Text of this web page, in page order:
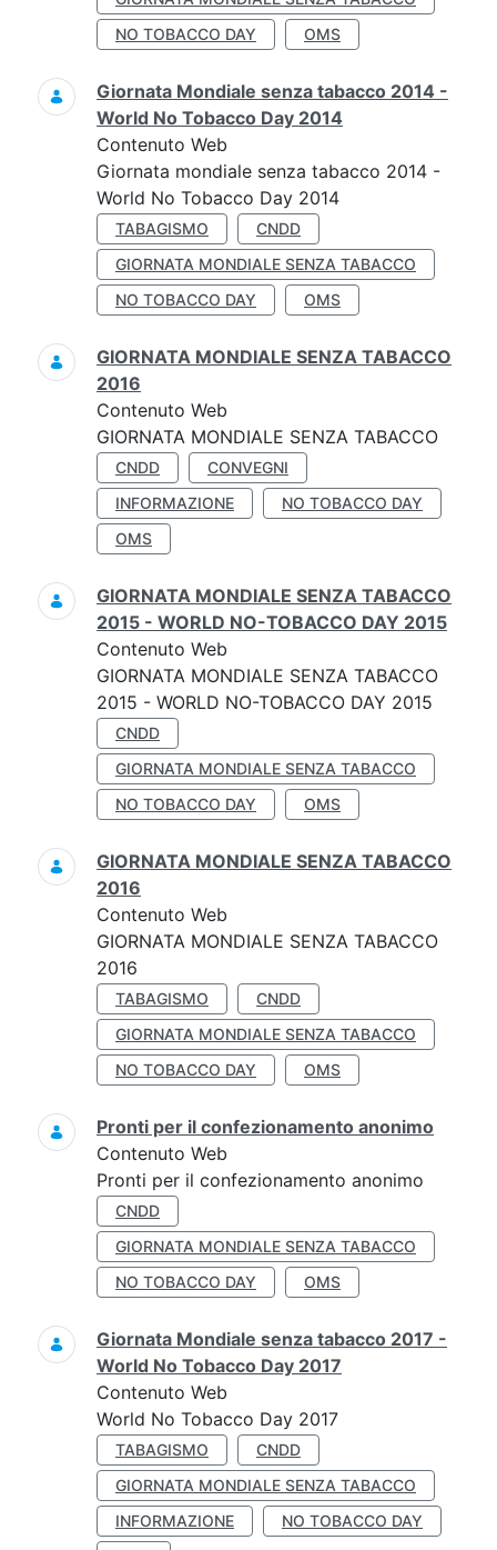
NO TOBACCO DAY
OMS
Giornata Mondiale senza tabacco 2014 -
World No Tobacco Day 2014
Contenuto Web
Giornata mondiale senza tabacco 2014 -
World No Tobacco Day 2014
TABAGISMO
CNDD
GIORNATA MONDIALE SENZA TABACCO
NO TOBACCO DAY
OMS
GIORNATA MONDIALE SENZA TABACCO
2016
Contenuto Web
GIORNATA MONDIALE SENZA TABACCO
CNDD
CONVEGNI
INFORMAZIONE
NO TOBACCO DAY
OMS
GIORNATA MONDIALE SENZA TABACCO
2015 - WORLD NO-TOBACCO DAY 2015
Contenuto Web
GIORNATA MONDIALE SENZA TABACCO
2015 - WORLD NO-TOBACCO DAY 2015
CNDD
GIORNATA MONDIALE SENZA TABACCO
NO TOBACCO DAY
OMS
GIORNATA MONDIALE SENZA TABACCO
2016
Contenuto Web
GIORNATA MONDIALE SENZA TABACCO
2016
TABAGISMO
CNDD
GIORNATA MONDIALE SENZA TABACCO
NO TOBACCO DAY
OMS
Pronti per il confezionamento anonimo
Contenuto Web
Pronti per il confezionamento anonimo
CNDD
GIORNATA MONDIALE SENZA TABACCO
NO TOBACCO DAY
OMS
Giornata Mondiale senza tabacco 2017 -
World No Tobacco Day 2017
Contenuto Web
World No Tobacco Day 2017
TABAGISMO
CNDD
GIORNATA MONDIALE SENZA TABACCO
INFORMAZIONE
NO TOBACCO DAY